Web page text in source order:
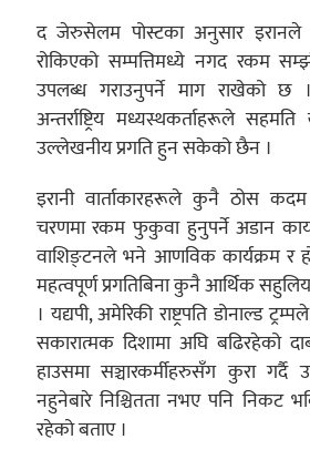
द जेरुसेलम पोस्टका अनुसार इरानले
रोकिएको सम्पत्तिमध्ये नगद रकम
उपलब्ध गराउनुपर्ने माग राखेको छ
अन्तर्राष्ट्रिय मध्यस्थकर्ताहरूले
उल्लेखनीय प्रगति हुन सकेको छैन ।
इरानी वार्ताकारहरूले कुनै ठोस
चरणमा रकम फुकुवा हुनुपर्ने अडान
वाशिङ्टनले भने आणविक कार्यक्रम र
महत्वपूर्ण प्रगतिबिना कुनै आर्थिक
। यद्यपी, अमेरिकी राष्ट्रपति डोनाल्ड
सकारात्मक दिशामा अघि बढिरहेको
हाउसमा सञ्चारकर्मीहरुसँग कुरा
नहुनेबारे निश्चितता नभए पनि निकट
रहेको बताए ।